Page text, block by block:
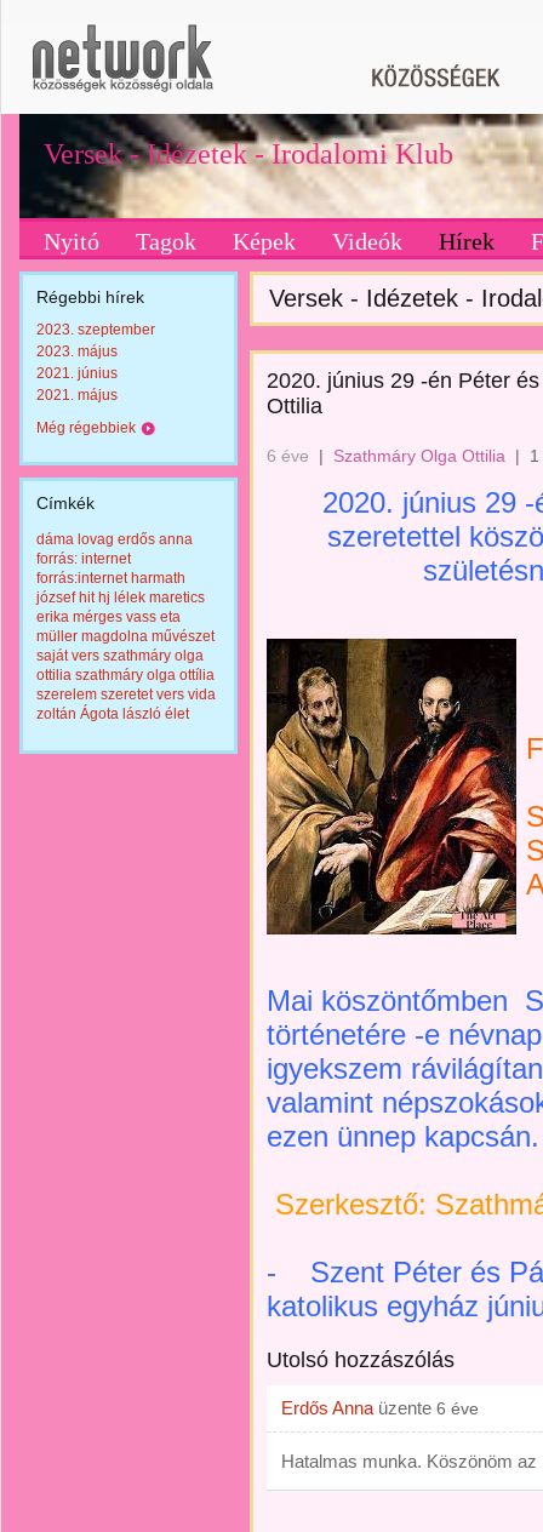
Versek - Idézetek - Irodalomi Klub
Nyitó Tagok Képek Videók Hírek
Régebbi hírek
2023. szeptember
2023. május
2021. június
2021. május
Még régebbiek
Címkék
dáma lovag erdős anna
forrás: internet
forrás:internet harmath
józsef hit hj lélek maretics
erika mérges vass eta
müller magdolna művészet
saját vers szathmáry olga
ottilia szathmáry olga ottília
szerelem szeretet vers vida
zoltán Ágota lászló élet
Versek - Idézetek -
2020. június 29 -én Péter
Ottilia
6 éve | Szathmáry Olga Ottilia |
2020. június 29
szeretettel
Mai köszöntőmben
történetére -e
igyekszem
valamint
ezen ünnep kapcsán.
Szerkesztő:
- Szent Péter és
katolikus egyház
Utolsó hozzászólás
Erdős Anna üzente 6 éve
Hatalmas munka. Köszönöm